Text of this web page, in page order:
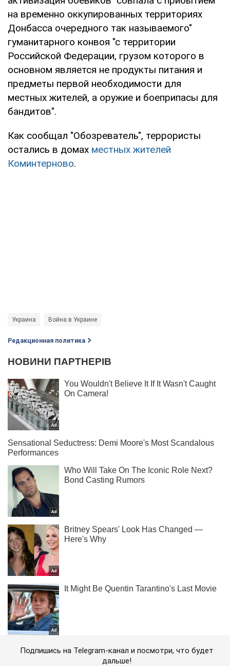
на временно оккупированных территориях
Донбасса очередного так называемого"
гуманитарного конвоя "с территории
Российской Федерации, грузом которого в
основном является не продукты питания и
предметы первой необходимости для
местных жителей, а оружие и боеприпасы для
бандитов".
Как сообщал "Обозреватель", террористы
остались в домах местных жителей
Коминтерново.
Украина Война в Украине
Редакционная политика
Подпишись на Telegram-канал и посмотри, что будет
дальше!